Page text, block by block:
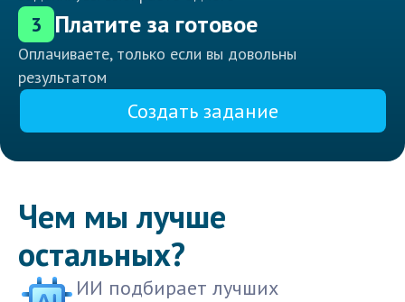
3 Платите за готовое
Оплачиваете, только если вы довольны
результатом
Создать задание
Чем мы лучше
остальных?
ИИ подбирает лучших